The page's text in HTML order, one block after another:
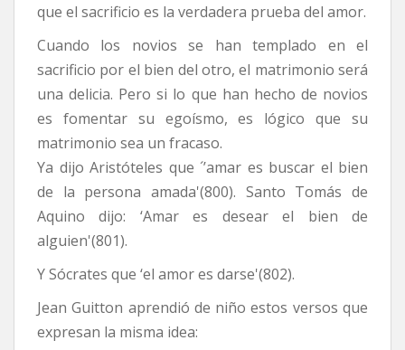
que el sacrificio es la verdadera prueba del amor.
Cuando los novios se han templado en el
sacrificio por el bien del otro, el matrimonio será
una delicia. Pero si lo que han hecho de novios
es fomentar su egoísmo, es lógico que su
matrimonio sea un fracaso.
Ya dijo Aristóteles que ´’amar es buscar el bien
de la persona amada'(800). Santo Tomás de
Aquino dijo: ‘Amar es desear el bien de
alguien'(801).
Y Sócrates que ‘el amor es darse'(802).
Jean Guitton aprendió de niño estos versos que
expresan la misma idea: